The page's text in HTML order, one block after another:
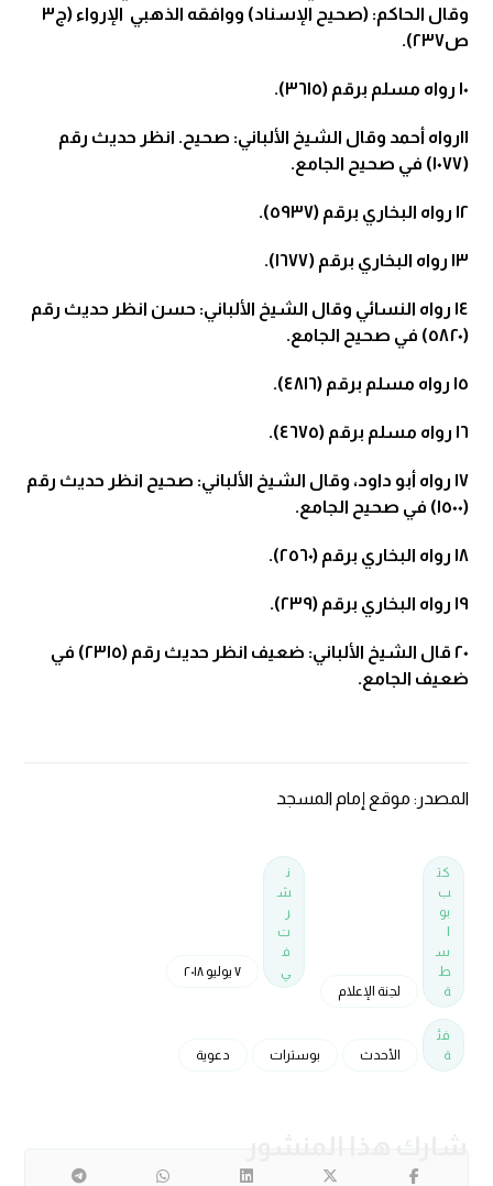
وقال الحاكم: (صحيح الإسناد) ووافقه الذهبي الإرواء (ج٣
ص٢٣٧).
١٠ رواه مسلم برقم (٣٦١٥).
١١رواه أحمد وقال الشيخ الألباني: صحيح. انظر حديث رقم
(١٠٧٧) في صحيح الجامع.
١٢ رواه البخاري برقم (٥٩٣٧).
١٣ رواه البخاري برقم (١٦٧٧).
١٤ رواه النسائي وقال الشيخ الألباني: حسن انظر حديث رقم
(٥٨٢٠) في صحيح الجامع.
١٥ رواه مسلم برقم (٤٨١٦).
١٦ رواه مسلم برقم (٤٦٧٥).
١٧ رواه أبو داود، وقال الشيخ الألباني: صحيح انظر حديث رقم
(١٥٠٠) في صحيح الجامع.
١٨ رواه البخاري برقم (٢٥٦٠).
١٩ رواه البخاري برقم (٢٣٩).
٢٠
قال الشيخ الألباني: ضعيف انظر حديث رقم (٢٣١٥) في
ضعيف الجامع.
المصدر: موقع إمام المسجد
كت
ب
بو
س
ط
ة
لجنة الإعلام
ن
ش
ر
ت
ف
ي
٧ يوليو ٢٠١٨
فئ
ة
الأحدث بوسترات دعوية